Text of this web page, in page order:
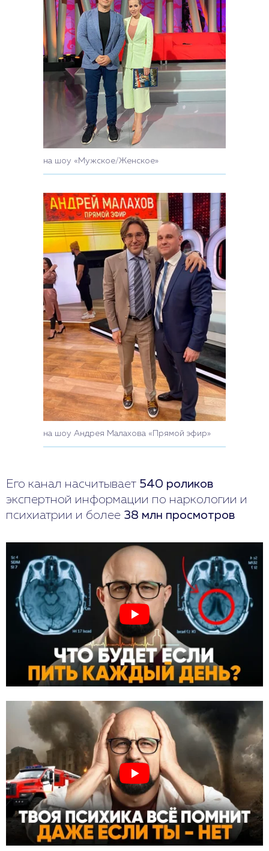
на шоу «Мужское/Женское»
на шоу Андрея Малахова «Прямой эфир»
Его канал насчитывает 540 роликов
экспертной информации по наркологии и
психиатрии и более 38 млн просмотров